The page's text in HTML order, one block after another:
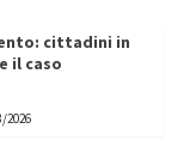
cittadini in
il caso
2026